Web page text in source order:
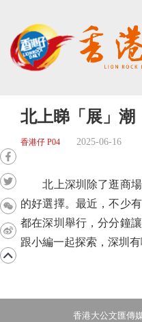
北上睇「展」潮
香港仔 P04 2025-06-16
北上深圳除了逛商場
的好選擇。最近，不少
都在深圳舉行，分分鐘
跟小編一起探索，深圳
香港大公文匯傳